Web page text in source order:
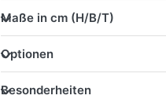
Maße in cm (H/B/T)
Maße in cm (H/B/T)
Optionen
Optionen
Besonderheiten
Besonderheiten